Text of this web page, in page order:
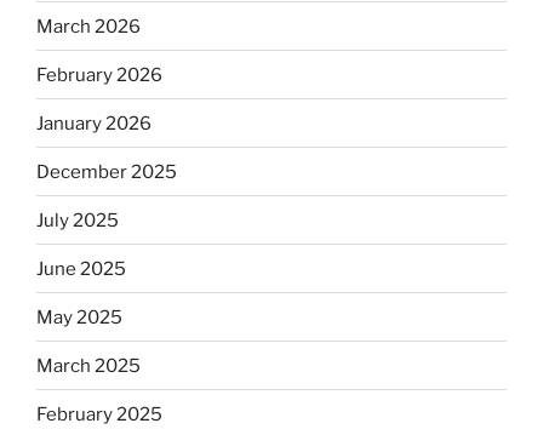
March 2026
February 2026
January 2026
December 2025
July 2025
June 2025
May 2025
March 2025
February 2025